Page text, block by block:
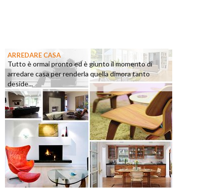
ARREDARE CASA
Tutto è ormai pronto ed è giunto il momento di
arredare casa per renderla quella dimora tanto
deside...